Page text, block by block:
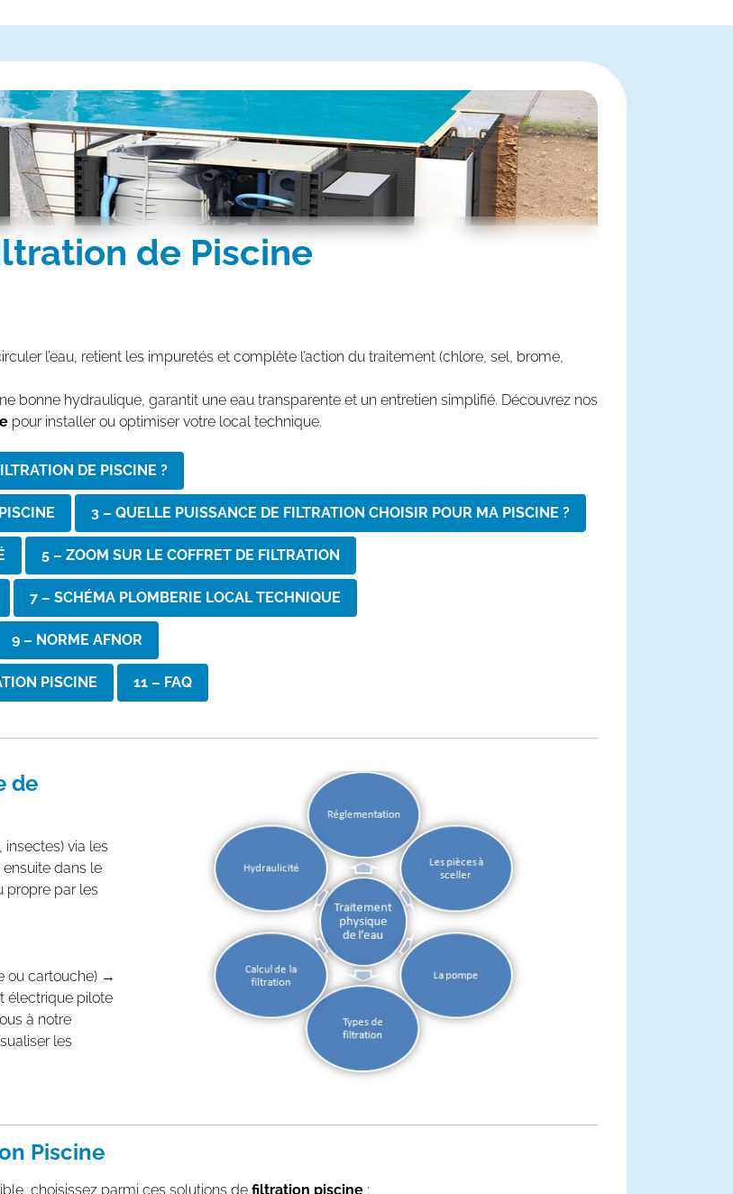
de Piscine
l’eau, retient les impuretés et complète l’action du traitement (chlore, sel, brome,
bonne hydraulique, garantit une eau transparente et un entretien simplifié. Découvrez nos
pour installer ou optimiser votre local technique.
DE PISCINE ?
3 – QUELLE PUISSANCE DE FILTRATION CHOISIR POUR MA PISCINE ?
5 – ZOOM SUR LE COFFRET DE FILTRATION
7 – SCHÉMA PLOMBERIE LOCAL TECHNIQUE
9 – NORME AFNOR
PISCINE 11 – FAQ
de
insectes) via les
dans le
propre par les
ou cartouche) →
électrique pilote
à notre
les
Piscine
choisissez parmi ces solutions de filtration piscine :